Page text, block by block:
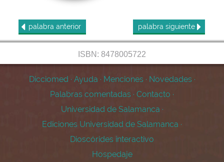
palabra anterior palabra siguiente
ISBN: 8478005722
Dicciomed · Ayuda · Menciones · Novedades ·
Palabras comentadas · Contacto ·
Universidad de Salamanca ·
Ediciones Universidad de Salamanca ·
Dioscórides interactivo
Hospedaje